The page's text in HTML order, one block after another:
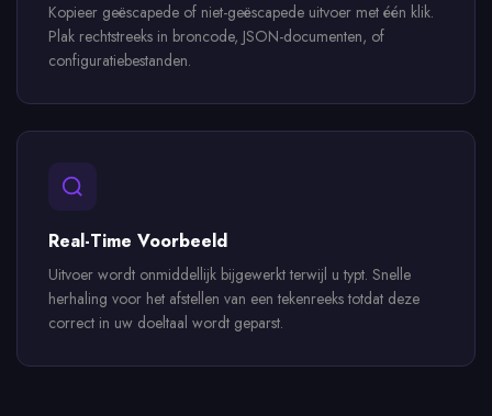
Kopieer geëscapede of niet-geëscapede uitvoer met één klik.
Plak rechtstreeks in broncode, JSON-documenten, of
configuratiebestanden.
Real-Time Voorbeeld
Uitvoer wordt onmiddellijk bijgewerkt terwijl u typt. Snelle
herhaling voor het afstellen van een tekenreeks totdat deze
correct in uw doeltaal wordt geparst.